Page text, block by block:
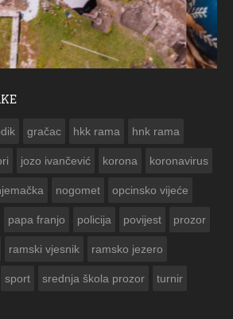
gračac hkk rama hnk rama
jozo ivančević korona koronavirus
nogomet opcinsko vijeće
papa franjo policija povijest prozor
ramski vjesnik ramsko jezero
sport srednja škola prozor turnir